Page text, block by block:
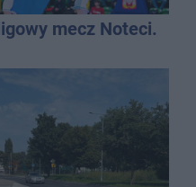
mecz Noteci.